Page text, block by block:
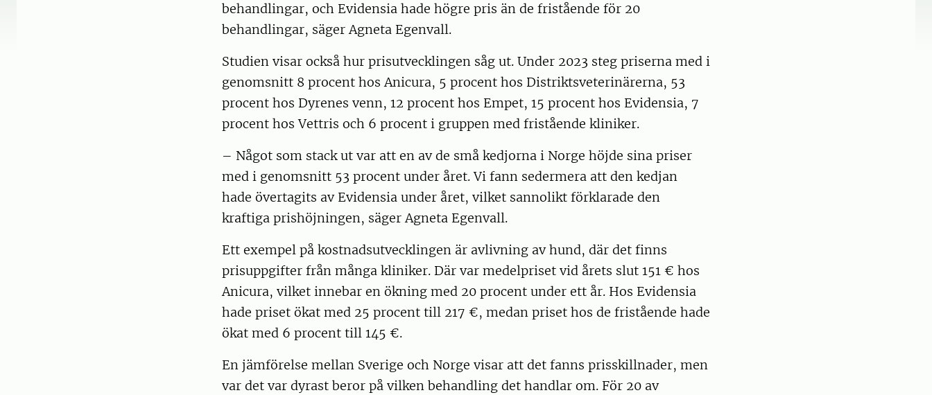
behandlingar, och Evidensia hade högre pris än de fristående för 20
behandlingar, säger Agneta Egenvall.
Studien visar också hur prisutvecklingen såg ut. Under 2023 steg priserna med i
genomsnitt 8 procent hos Anicura, 5 procent hos Distriktsveterinärerna, 53
procent hos Dyrenes venn, 12 procent hos Empet, 15 procent hos Evidensia, 7
procent hos Vettris och 6 procent i gruppen med fristående kliniker.
– Något som stack ut var att en av de små kedjorna i Norge höjde sina priser
med i genomsnitt 53 procent under året. Vi fann sedermera att den kedjan
hade övertagits av Evidensia under året, vilket sannolikt förklarade den
kraftiga prishöjningen, säger Agneta Egenvall.
Ett exempel på kostnadsutvecklingen är avlivning av hund, där det finns
prisuppgifter från många kliniker. Där var medelpriset vid årets slut 151 € hos
Anicura, vilket innebar en ökning med 20 procent under ett år. Hos Evidensia
hade priset ökat med 25 procent till 217 €, medan priset hos de fristående hade
ökat med 6 procent till 145 €.
En jämförelse mellan Sverige och Norge visar att det fanns prisskillnader, men
var det var dyrast beror på vilken behandling det handlar om. För 20 av